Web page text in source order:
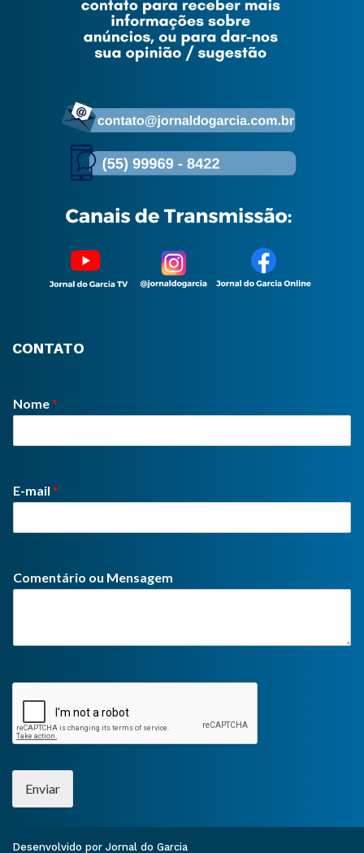
CONTATO
Nome*
E-mail *
Comentário ou Mensagem
Enviar
Desenvolvido por Jornal do Garcia